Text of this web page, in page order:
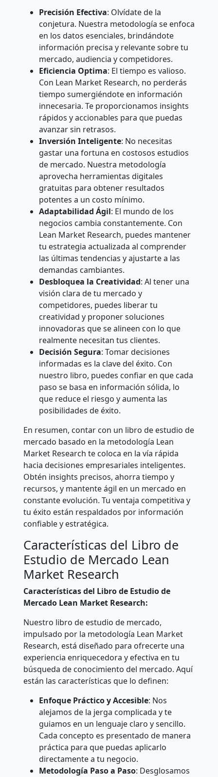
Precisión Efectiva: Olvídate de la
conjetura. Nuestra metodología se enfoca
en los datos esenciales, brindándote
información precisa y relevante sobre tu
mercado, audiencia y competidores.
Eficiencia Optima: El tiempo es valioso.
Con Lean Market Research, no perderás
tiempo sumergiéndote en información
innecesaria. Te proporcionamos insights
rápidos y accionables para que puedas
avanzar sin retrasos.
Inversión Inteligente: No necesitas
gastar una fortuna en costosos estudios
de mercado. Nuestra metodología
aprovecha herramientas digitales
gratuitas para obtener resultados
potentes a un costo mínimo.
Adaptabilidad Ágil: El mundo de los
negocios cambia constantemente. Con
Lean Market Research, puedes mantener
tu estrategia actualizada al comprender
las últimas tendencias y ajustarte a las
demandas cambiantes.
Desbloquea la Creatividad: Al tener una
visión clara de tu mercado y
competidores, puedes liberar tu
creatividad y proponer soluciones
innovadoras que se alineen con lo que
realmente necesitan tus clientes.
Decisión Segura: Tomar decisiones
informadas es la clave del éxito. Con
nuestro libro, puedes confiar en que cada
paso se basa en información sólida, lo
que reduce el riesgo y aumenta las
posibilidades de éxito.
En resumen, contar con un libro de estudio de
mercado basado en la metodología Lean
Market Research te coloca en la vía rápida
hacia decisiones empresariales inteligentes.
Obtén insights precisos, ahorra tiempo y
recursos, y mantente ágil en un mercado en
constante evolución. Tu ventaja competitiva y
tu éxito están respaldados por información
confiable y estratégica.
Características del Libro de
Estudio de Mercado Lean
Market Research
Características del Libro de Estudio de
Mercado Lean Market Research:
Nuestro libro de estudio de mercado,
impulsado por la metodología Lean Market
Research, está diseñado para ofrecerte una
experiencia enriquecedora y efectiva en tu
búsqueda de conocimiento del mercado. Aquí
están las características que lo definen:
Enfoque Práctico y Accesible: Nos
alejamos de la jerga complicada y te
guiamos en un lenguaje claro y sencillo.
Cada concepto es presentado de manera
práctica para que puedas aplicarlo
directamente a tu negocio.
Metodología Paso a Paso: Desglosamos